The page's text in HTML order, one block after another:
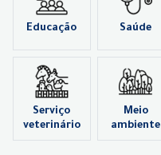
Educação Saúde
Serviço
veterinário
Meio
ambiente